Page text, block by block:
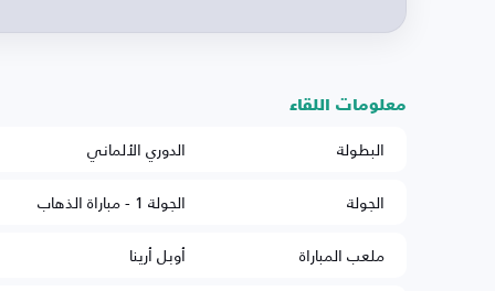
معلومات اللقاء
البطولة
الدوري الألماني
الجولة
الجولة 1 - مباراة الذهاب
ملعب المباراة
أوبل أرينا